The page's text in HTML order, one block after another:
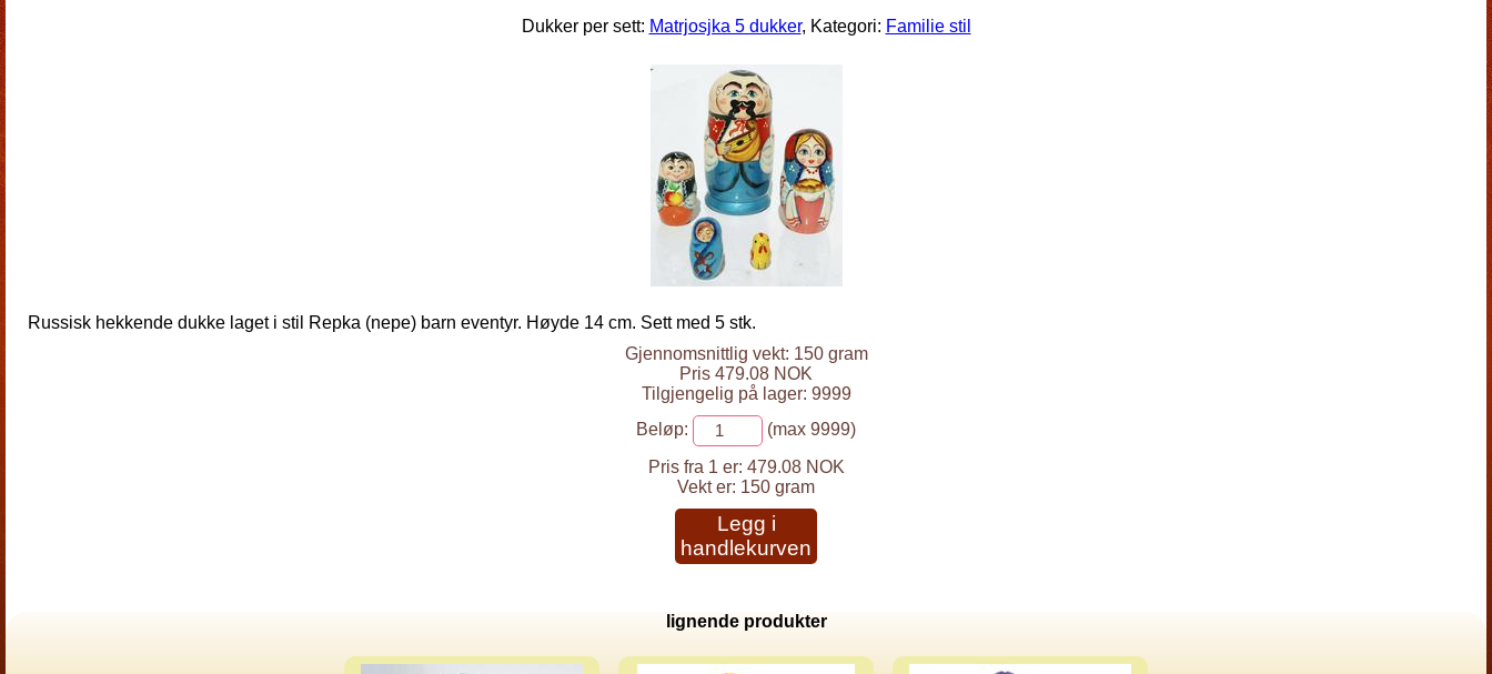
Dukker per sett: Matrjosjka 5 dukker, Kategori: Familie stil
Russisk hekkende dukke laget i stil Repka (nepe) barn eventyr. Høyde 14 cm. Sett med 5 stk.
Gjennomsnittlig vekt: 150 gram
Pris 479.08 NOK
Tilgjengelig på lager: 9999
Beløp:
(max 9999)
Pris fra 1 er: 479.08 NOK
Vekt er: 150 gram
Legg i
handlekurven
lignende produkter